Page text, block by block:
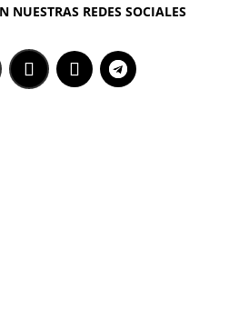
NUESTRAS REDES SOCIALES